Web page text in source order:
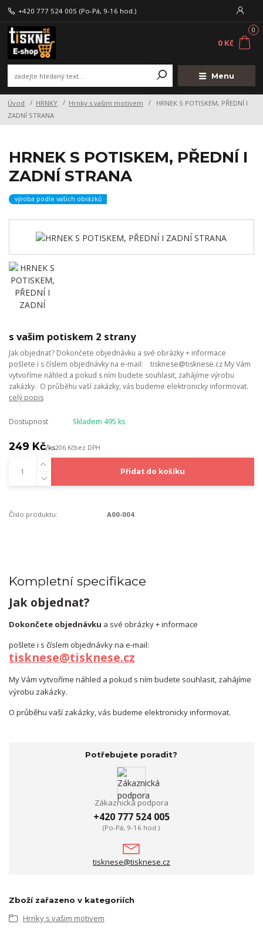
Menu
+420 777 524 005 (Po-Pá, 9-16 hod.)
0
0 Kč
Úvod HRNKY Hrnky s vašim motivem
HRNEK S POTISKEM, PŘEDNÍ I
ZADNÍ STRANA
HRNEK S POTISKEM, PŘEDNÍ I
ZADNÍ STRANA
výroba podle vašich obrázků
s vašim potiskem 2 strany
Jak objednat? Dokončete objednávku a své obrázky + informace
pošlete i s číslem objednávky na e-mail: tisknese@tisknese.cz My Vám
vytvoříme náhled a pokud s ním budete souhlasit, zahájíme výrobu
zakázky. O průběhu vaší zakázky, vás budeme elektronicky informovat.
celý popis
Dostupnost Skladem 495 ks
249 Kč/ks206 Kčbez DPH
Přidat do košíku
Číslo produktu: A00-004
Kompletní specifikace
Jak objednat?
Dokončete objednávku a své obrázky + informace
pošlete i s číslem objednávky na e-mail:
tisknese@tisknese.cz
My Vám vytvoříme náhled a pokud s ním budete souhlasit, zahájíme
výrobu zakázky.
O průběhu vaší zakázky, vás budeme elektronicky informovat.
Potřebujete poradit?
Zákaznická podpora
+420 777 524 005
(Po-Pá, 9-16 hod.)
tisknese@tisknese.cz
Zboží zařazeno v kategoriích
Hrnky s vašim motivem